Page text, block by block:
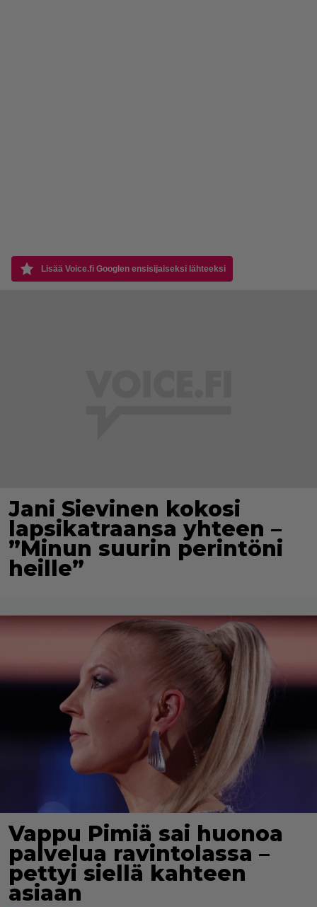
Lisää Voice.fi Googlen ensisijaiseksi lähteeksi
Jani Sievinen kokosi
lapsikatraansa yhteen –
”Minun suurin perintöni
heille”
Vappu Pimiä sai huonoa
palvelua ravintolassa –
pettyi siellä kahteen
asiaan